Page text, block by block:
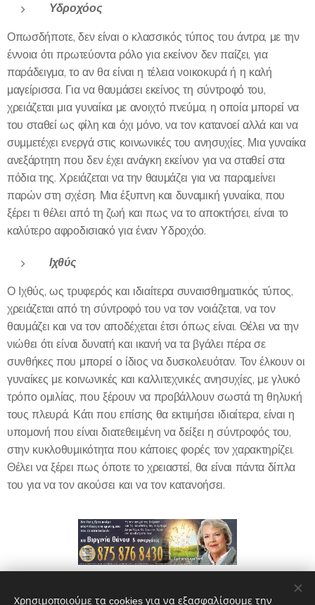
Υδροχόος
Οπωσδήποτε, δεν είναι ο κλασσικός τύπος του άντρα, με την
έννοια ότι πρωτεύοντα ρόλο για εκείνον δεν παίζει, για
παράδειγμα, το αν θα είναι η τέλεια νοικοκυρά ή η καλή
μαγείρισσα. Για να θαυμάσει εκείνος τη σύντροφό του,
χρειάζεται μια γυναίκα με ανοιχτό πνεύμα, η οποία μπορεί να
του σταθεί ως φίλη και όχι μόνο, να τον κατανοεί αλλά και να
συμμετέχει ενεργά στις κοινωνικές του ανησυχίες. Μια γυναίκα
ανεξάρτητη που δεν έχει ανάγκη εκείνον για να σταθεί στα
πόδια της. Χρειάζεται να την θαυμάζει για να παραμείνει
παρών στη σχέση. Μια έξυπνη και δυναμική γυναίκα, που
ξέρει τι θέλει από τη ζωή και πως να το αποκτήσει, είναι το
καλύτερο αφροδισιακό για έναν Υδροχόο.
Ιχθύς
Ο Ιχθύς, ως τρυφερός και ιδιαίτερα συναισθηματικός τύπος,
χρειάζεται από τη σύντροφό του να τον νοιάζεται, να τον
θαυμάζει και να τον αποδέχεται έτσι όπως είναι. Θέλει να την
νιώθει ότι είναι δυνατή και ικανή να τα βγάλει πέρα σε
συνθήκες που μπορεί ο ίδιος να δυσκολευόταν. Τον έλκουν οι
γυναίκες με κοινωνικές και καλλιτεχνικές ανησυχίες, με γλυκό
τρόπο ομιλίας, που ξέρουν να προβάλλουν σωστά τη θηλυκή
τους πλευρά. Κάτι που επίσης θα εκτιμήσει ιδιαίτερα, είναι η
υπομονή που είναι διατεθειμένη να δείξει η σύντροφός του,
στην κυκλοθυμικότητα που κάποιες φορές τον χαρακτηρίζει.
Θέλει να ξέρει πως όποτε το χρειαστεί, θα είναι πάντα δίπλα
του για να τον ακούσει και να τον κατανοήσει.
Share
Χρησιμοποιούμε τα cookies για να εξασφαλίσουμε την